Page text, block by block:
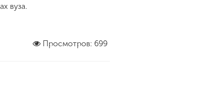
вуза.
Просмотров: 699